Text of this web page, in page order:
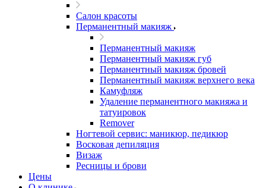
Салон красоты
Перманентный макияж
Перманентный макияж
Перманентный макияж губ
Перманентный макияж бровей
Перманентный макияж верхнего века
Камуфляж
Удаление перманентного макияжа и
татуировок
Remover
Ногтевой сервис: маникюр, педикюр
Восковая депиляция
Визаж
Ресницы и брови
Цены